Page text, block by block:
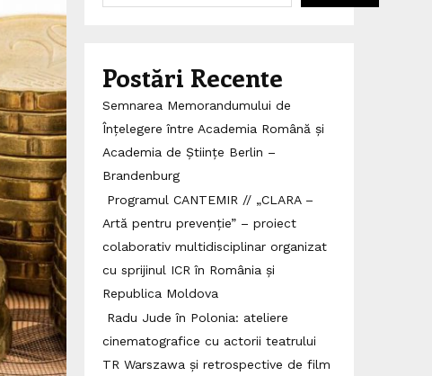
Postări Recente
Semnarea Memorandumului de
Înțelegere între Academia Română și
Academia de Științe Berlin –
Brandenburg
Programul CANTEMIR // „CLARA –
Artă pentru prevenție” – proiect
colaborativ multidisciplinar organizat
cu sprijinul ICR în România și
Republica Moldova
Radu Jude în Polonia: ateliere
cinematografice cu actorii teatrului
TR Warszawa și retrospective de film